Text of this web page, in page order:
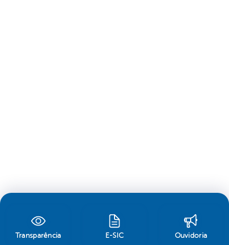
Transparência E-SIC Ouvidoria